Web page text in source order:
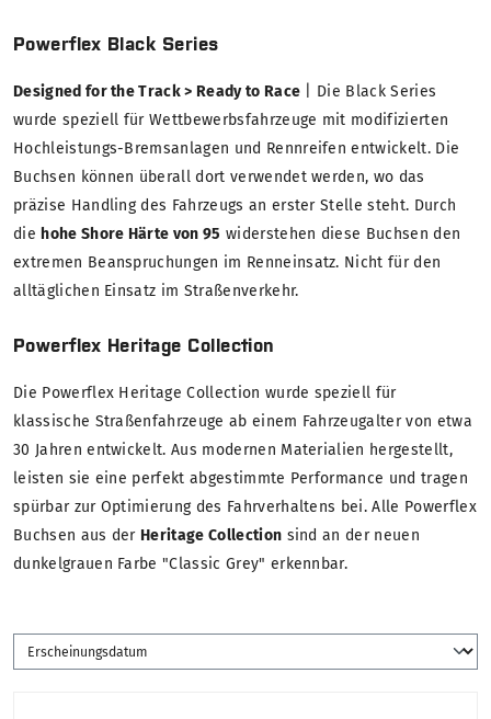
Powerflex Black Series
Designed for the Track > Ready to Race | Die Black Series
wurde speziell für Wettbewerbsfahrzeuge mit modifizierten
Hochleistungs-Bremsanlagen und Rennreifen entwickelt. Die
Buchsen können überall dort verwendet werden, wo das
präzise Handling des Fahrzeugs an erster Stelle steht. Durch
die hohe Shore Härte von 95 widerstehen diese Buchsen den
extremen Beanspruchungen im Renneinsatz. Nicht für den
alltäglichen Einsatz im Straßenverkehr.
Powerflex Heritage Collection
Die Powerflex Heritage Collection wurde speziell für
klassische Straßenfahrzeuge ab einem Fahrzeugalter von etwa
30 Jahren entwickelt. Aus modernen Materialien hergestellt,
leisten sie eine perfekt abgestimmte Performance und tragen
spürbar zur Optimierung des Fahrverhaltens bei. Alle Powerflex
Buchsen aus der Heritage Collection sind an der neuen
dunkelgrauen Farbe "Classic Grey" erkennbar.